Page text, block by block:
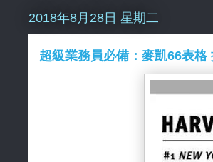
2018年8月28日 星期二
超級業務員必備：麥凱66表格